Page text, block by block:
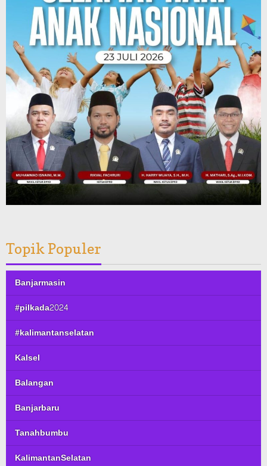
Topik Populer
Banjarmasin
#pilkada2024
#kalimantanselatan
Kalsel
Balangan
Banjarbaru
Tanahbumbu
KalimantanSelatan